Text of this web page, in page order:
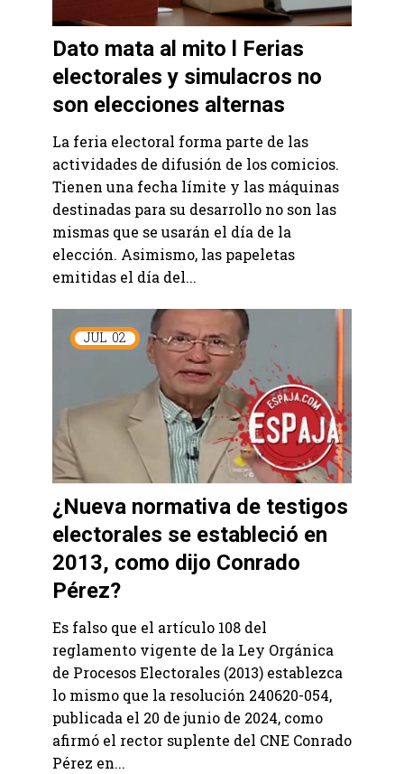
Dato mata al mito l Ferias
electorales y simulacros no
son elecciones alternas
La feria electoral forma parte de las
actividades de difusión de los comicios.
Tienen una fecha límite y las máquinas
destinadas para su desarrollo no son las
mismas que se usarán el día de la
elección. Asimismo, las papeletas
emitidas el día del...
JUL 02
¿Nueva normativa de testigos
electorales se estableció en
2013, como dijo Conrado
Pérez?
Es falso que el artículo 108 del
reglamento vigente de la Ley Orgánica
de Procesos Electorales (2013) establezca
lo mismo que la resolución 240620-054,
publicada el 20 de junio de 2024, como
afirmó el rector suplente del CNE Conrado
Pérez en...